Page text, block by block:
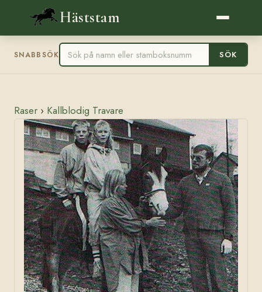
Häststam
SNABBSÖK SÖK
Raser › Kallblodig Travare